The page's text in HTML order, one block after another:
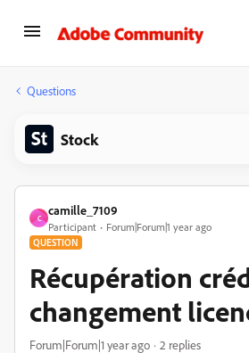
Questions
Stock
C
camille_7109
Participant Forum|Forum|1 year ago
QUESTION
Récupération
changement
Forum|Forum|1 year ago 2 replies